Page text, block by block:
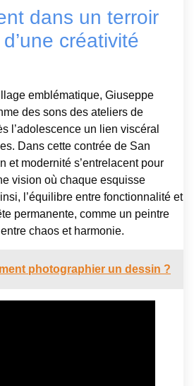
dans un terroir
créativité
emblématique, Giuseppe
des sons des ateliers de
l’adolescence un lien viscéral
Dans cette contrée de San
et modernité s’entrelacent pour
vision où chaque esquisse
l’équilibre entre fonctionnalité et
permanente, comme un peintre
chaos et harmonie.
photographier un dessin ?